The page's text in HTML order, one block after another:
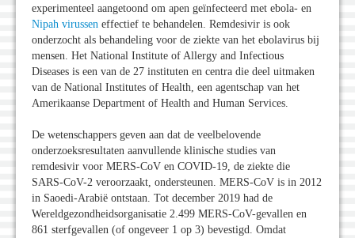
experimenteel aangetoond om apen geïnfecteerd met ebola- en
Nipah virussen effectief te behandelen. Remdesivir is ook
onderzocht als behandeling voor de ziekte van het ebolavirus bij
mensen. Het National Institute of Allergy and Infectious
Diseases is een van de 27 instituten en centra die deel uitmaken
van de National Institutes of Health, een agentschap van het
Amerikaanse Department of Health and Human Services.
De wetenschappers geven aan dat de veelbelovende
onderzoeksresultaten aanvullende klinische studies van
remdesivir voor MERS-CoV en COVID-19, de ziekte die
SARS-CoV-2 veroorzaakt, ondersteunen. MERS-CoV is in 2012
in Saoedi-Arabië ontstaan. Tot december 2019 had de
Wereldgezondheidsorganisatie 2.499 MERS-CoV-gevallen en
861 sterfgevallen (of ongeveer 1 op 3) bevestigd. Omdat